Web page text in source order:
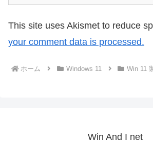
This site uses Akismet to reduce
your comment data is processed.
ホーム Windows 11 Win 11
Win And I net